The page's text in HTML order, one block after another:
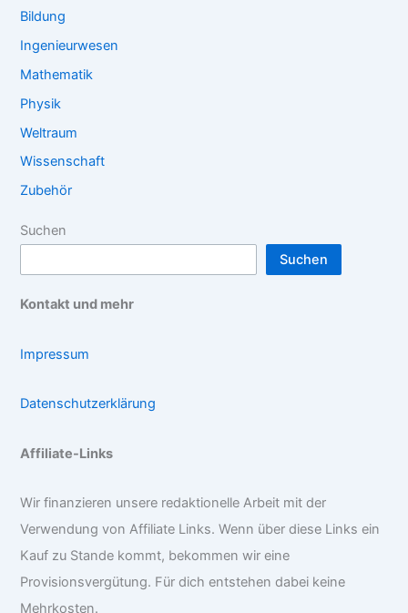
Bildung
Ingenieurwesen
Mathematik
Physik
Weltraum
Wissenschaft
Zubehör
Suchen
Suchen
Kontakt und mehr
Impressum
Datenschutzerklärung
Affiliate-Links
Wir finanzieren unsere redaktionelle Arbeit mit der
Verwendung von Affiliate Links. Wenn über diese Links ein
Kauf zu Stande kommt, bekommen wir eine
Provisionsvergütung. Für dich entstehen dabei keine
Mehrkosten.